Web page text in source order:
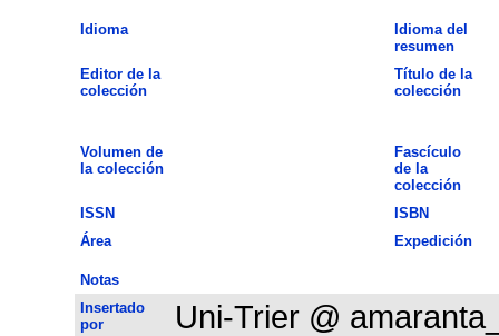
Idioma
Idioma del
resumen
Editor de la
colección
Título de la
colección
Volumen de
la colección
Fascículo
de la
colección
ISSN
ISBN
Área
Expedición
Notas
Insertado
por
Uni-Trier @